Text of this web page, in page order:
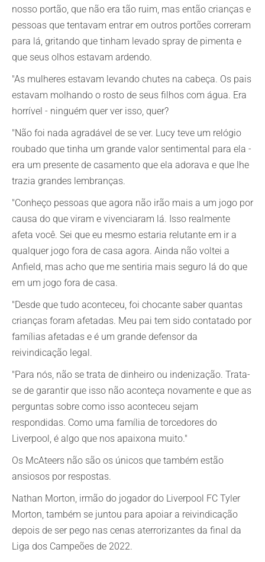
nosso portão, que não era tão ruim, mas então crianças e
pessoas que tentavam entrar em outros portões correram
para lá, gritando que tinham levado spray de pimenta e
que seus olhos estavam ardendo.
"As mulheres estavam levando chutes na cabeça. Os pais
estavam molhando o rosto de seus filhos com água. Era
horrível - ninguém quer ver isso, quer?
"Não foi nada agradável de se ver. Lucy teve um relógio
roubado que tinha um grande valor sentimental para ela -
era um presente de casamento que ela adorava e que lhe
trazia grandes lembranças.
"Conheço pessoas que agora não irão mais a um jogo por
causa do que viram e vivenciaram lá. Isso realmente
afeta você. Sei que eu mesmo estaria relutante em ir a
qualquer jogo fora de casa agora. Ainda não voltei a
Anfield, mas acho que me sentiria mais seguro lá do que
em um jogo fora de casa.
"Desde que tudo aconteceu, foi chocante saber quantas
crianças foram afetadas. Meu pai tem sido contatado por
famílias afetadas e é um grande defensor da
reivindicação legal.
"Para nós, não se trata de dinheiro ou indenização. Trata-
se de garantir que isso não aconteça novamente e que as
perguntas sobre como isso aconteceu sejam
respondidas. Como uma família de torcedores do
Liverpool, é algo que nos apaixona muito."
Os McAteers não são os únicos que também estão
ansiosos por respostas.
Nathan Morton, irmão do jogador do Liverpool FC Tyler
Morton, também se juntou para apoiar a reivindicação
depois de ser pego nas cenas aterrorizantes da final da
Liga dos Campeões de 2022.